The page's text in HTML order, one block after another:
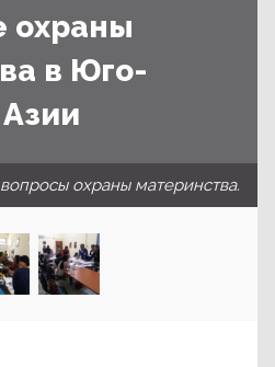
охраны
в Юго-
охраны материнства.